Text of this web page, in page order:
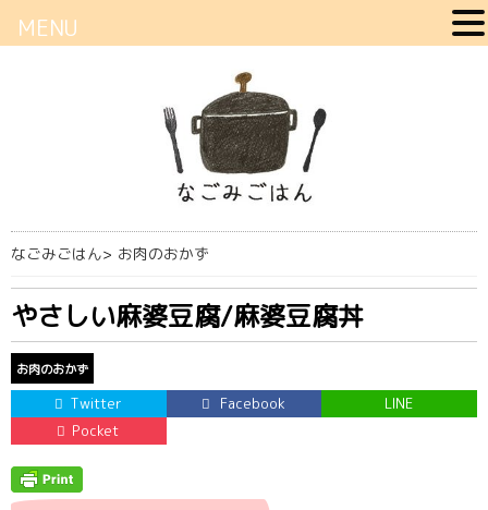
なごみごはん> お肉のおかず
やさしい麻婆豆腐/麻婆豆腐丼
お肉のおかず
Twitter Facebook
LINE
Pocket
MENU